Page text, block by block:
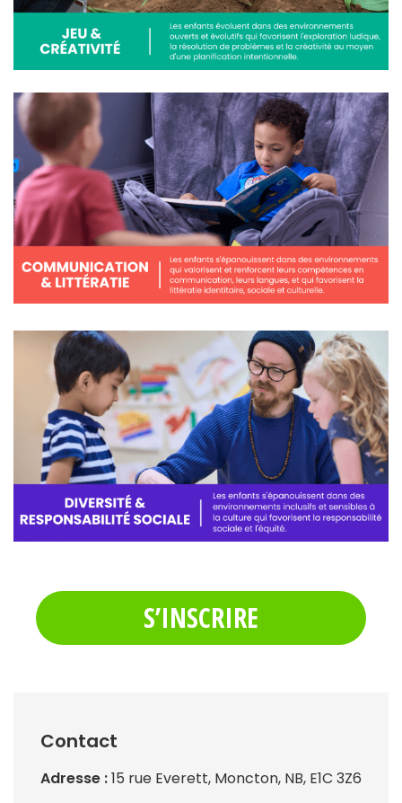
S’INSCRIRE
Contact
Adresse :15 rue Everett, Moncton, NB, E1C 3Z6